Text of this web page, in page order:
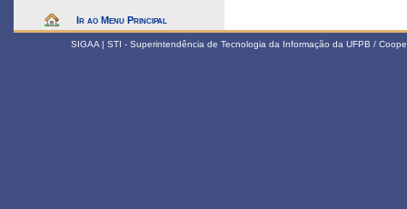
Ir ao Menu Principal
SIGAA | STI - Superintendência de Tecnologia da Informação da UFPB /